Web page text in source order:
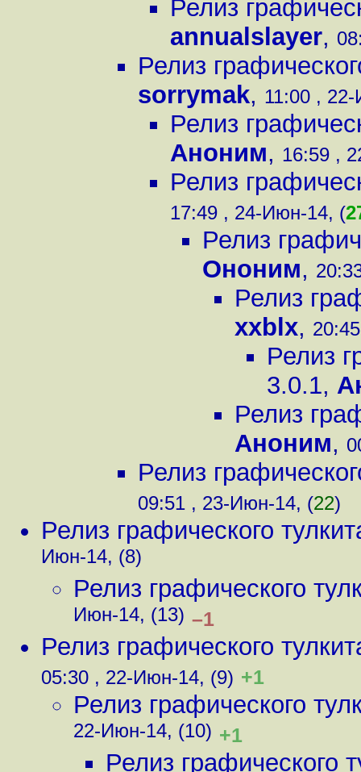
Релиз
annualslayer,
Релиз
sorrymak, 11:00 ,
Релиз
Аноним, 16:59 ,
Релиз
17:49 , 24-Июн-14, (
Релиз
Ононим,
Релиз
xxblx,
Релиз
3.0.1,
Релиз
Аноним,
Релиз
09:51 , 23-Июн-14, (22)
Релиз графического
Июн-14, (8)
Релиз графического
Июн-14, (13) –1
Релиз графического
05:30 , 22-Июн-14, (9) +1
Релиз графического
22-Июн-14, (10) +1
Релиз графического